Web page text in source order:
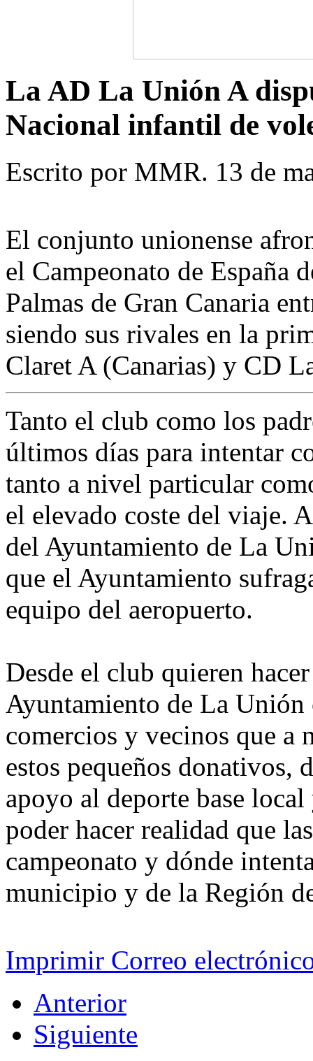
La AD La Unión A
Nacional infantil de
Escrito por MMR. 13 de
El conjunto unionense
el Campeonato de España
Palmas de Gran Canaria
siendo sus rivales en la
Claret A (Canarias) y CD
Tanto el club como los
últimos días para intentar
tanto a nivel particular
el elevado coste del viaje.
del Ayuntamiento de La
que el Ayuntamiento
equipo del aeropuerto.
Desde el club quieren
Ayuntamiento de La Unión
comercios y vecinos que a
estos pequeños donativos,
apoyo al deporte base
poder hacer realidad que
campeonato y dónde
municipio y de la Región
Imprimir Correo
Anterior
Siguiente